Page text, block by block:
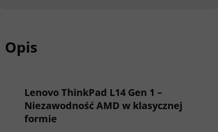
Opis
Lenovo ThinkPad L14 Gen 1 –
Niezawodność AMD w klasycznej
formie